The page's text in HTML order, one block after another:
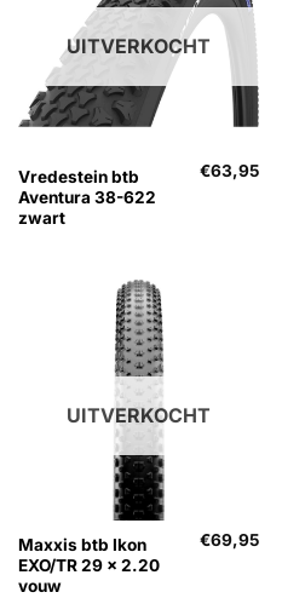
UITVERKOCHT
Vredestein btb
Aventura 38-622
zwart
€63,95
UITVERKOCHT
Maxxis btb Ikon
EXO/TR 29 x 2.20
vouw
€69,95